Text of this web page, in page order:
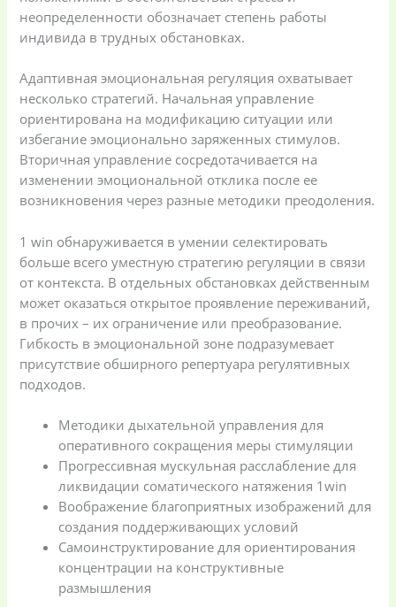
Kitchen & Cooking
Kitchen and
Ladies Tote Bag(5) Mens Fashion (4)
Storage Bag(6) Three piece(0)
Uncategorized
Women's bag(8)
Womens Fashion
(5)
неопределенности обозначает степень работы
индивида в трудных обстановках.
Адаптивная эмоциональная регуляция охватывает
несколько стратегий. Начальная управление
ориентирована на модификацию ситуации или
избегание эмоционально заряженных стимулов.
Вторичная управление сосредотачивается на
изменении эмоциональной отклика после ее
возникновения через разные методики преодоления.
1 win обнаруживается в умении селектировать
больше всего уместную стратегию регуляции в связи
от контекста. В отдельных обстановках действенным
может оказаться открытое проявление переживаний,
в прочих – их ограничение или преобразование.
Гибкость в эмоциональной зоне подразумевает
присутствие обширного репертуара регулятивных
подходов.
Методики дыхательной управления для
оперативного сокращения меры стимуляции
Прогрессивная мускульная расслабление для
ликвидации соматического натяжения 1win
Воображение благоприятных изображений для
создания поддерживающих условий
Самоинструктирование для ориентирования
концентрации на конструктивные
размышления